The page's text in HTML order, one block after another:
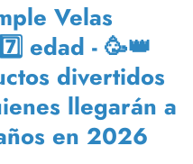
Velas
edad - 🥳👑
divertidos
llegarán a
en 2026